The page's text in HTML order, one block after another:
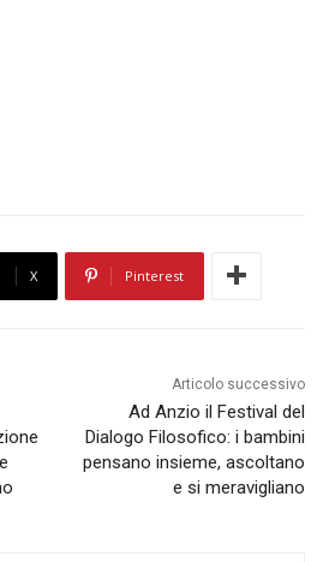
X Pinterest
Articolo successivo
Ad Anzio il Festival del
Dialogo Filosofico: i bambini
pensano insieme, ascoltano
e si meravigliano